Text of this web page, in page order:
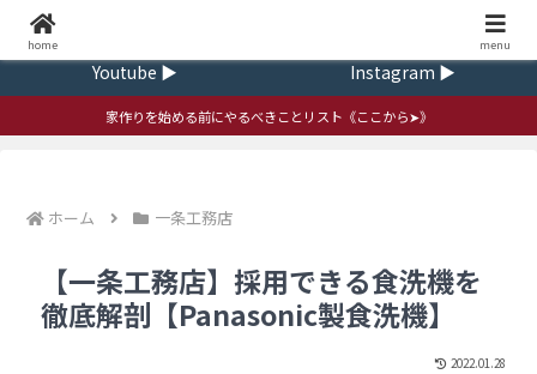
Youtube ▶
Instagram ▶
家作りを始める前にやるべきことリスト《ここから➤》
ホーム 一条工務店
【一条工務店】採用できる食洗機を
徹底解剖【Panasonic製食洗機】
2022.01.28
home ｍenu